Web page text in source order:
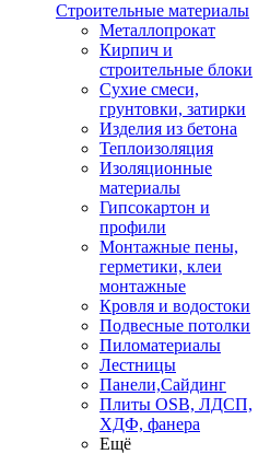
Строительные материалы
Металлопрокат
Кирпич и
строительные блоки
Сухие смеси,
грунтовки, затирки
Изделия из бетона
Теплоизоляция
Изоляционные
материалы
Гипсокартон и
профили
Монтажные пены,
герметики, клеи
монтажные
Кровля и водостоки
Подвесные потолки
Пиломатериалы
Лестницы
Панели,Сайдинг
Плиты OSB, ЛДСП,
ХДФ, фанера
Ещё